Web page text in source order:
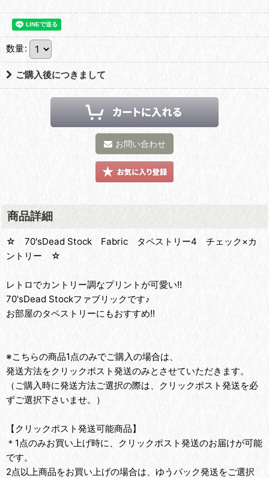
数量:
ご購入後につきまして
お問い合わせ
商品詳細
☆ 70'sDead Stock Fabric タペストリー4 チェック×カ
ントリー ☆
レトロでカントリー調なプリントが可愛い!!
70'sDead Stockファブリックです♪
お部屋のタペストリーにもおすすめ!!
※こちらの商品1点のみでご購入の場合は、
発送方法をクリックポスト発送のみとさせていただきます。
（ご購入時に発送方法ご選択の際は、クリックポスト発送を必
ずご選択下さいませ。）
【クリックポスト発送可能商品】
＊1点のみお買い上げ時に、クリックポスト発送のお届けが可能
です。
2点以上商品をお買い上げの場合は、ゆうパック発送をご選択